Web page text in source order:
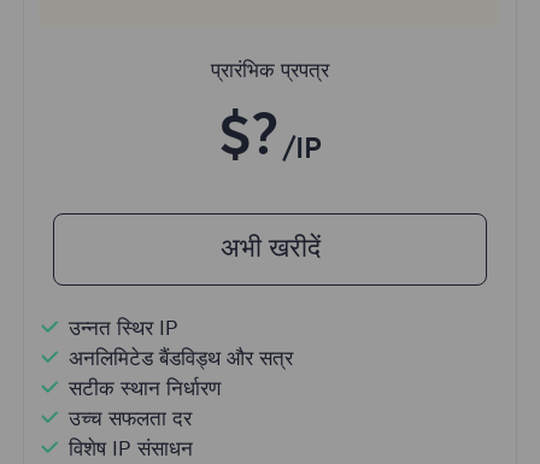
प्रारंभिक प्रपत्र
$? /IP
अभी खरीदें
उन्नत स्थिर IP
अनलिमिटेड बैंडविड्थ और सत्र
सटीक स्थान निर्धारण
उच्च सफलता दर
विशेष IP संसाधन